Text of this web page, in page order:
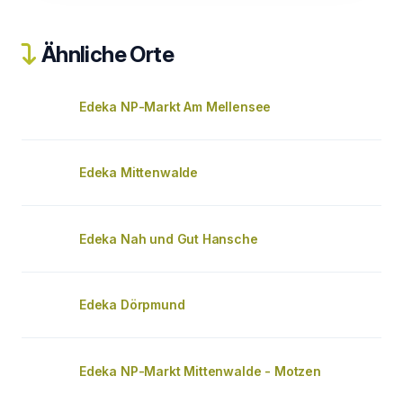
Ähnliche Orte
Edeka NP-Markt Am Mellensee
Edeka Mittenwalde
Edeka Nah und Gut Hansche
Edeka Dörpmund
Edeka NP-Markt Mittenwalde - Motzen